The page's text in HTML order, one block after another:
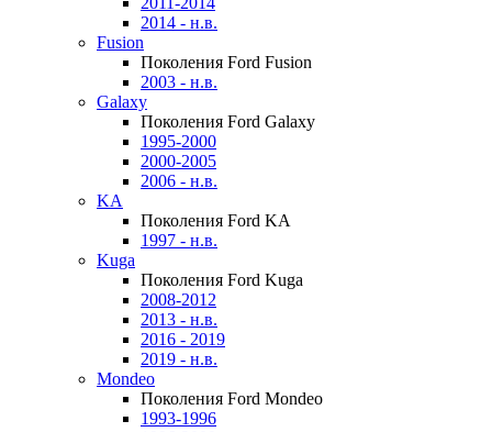
2014 - н.в.
Fusion
Поколения Ford Fusion
2003 - н.в.
Galaxy
Поколения Ford Galaxy
1995-2000
2000-2005
2006 - н.в.
KA
Поколения Ford KA
1997 - н.в.
Kuga
Поколения Ford Kuga
2008-2012
2013 - н.в.
2016 - 2019
2019 - н.в.
Mondeo
Поколения Ford Mondeo
1993-1996